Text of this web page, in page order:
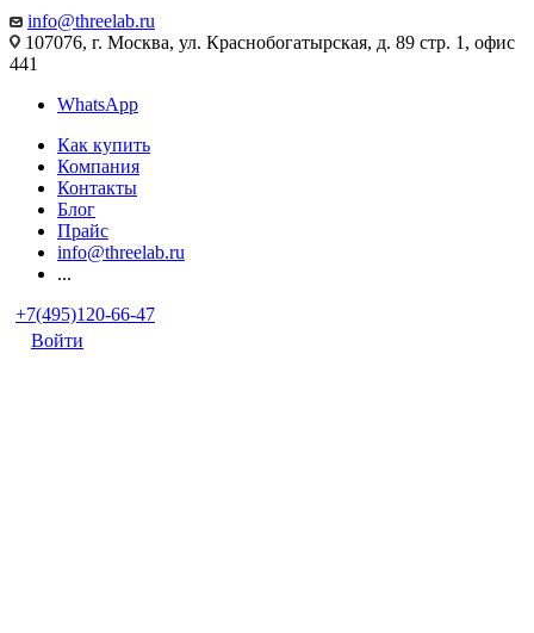
info@threelab.ru
107076, г. Москва, ул. Краснобогатырская, д. 89 стр. 1, офис
441
WhatsApp
Как купить
Компания
Контакты
Блог
Прайс
info@threelab.ru
...
+7(495)120-66-47
Войти